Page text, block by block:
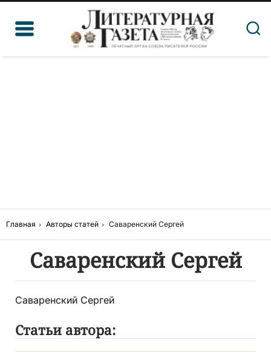
Главная Авторы статей Саваренский Сергей
Саваренский Сергей
Саваренский Сергей
Статьи автора: